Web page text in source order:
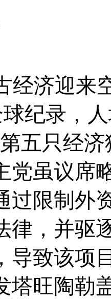
经济迎来
球纪录，
五只经
党虽议席
过限制外
律，并驱
导致该项
塔旺陶勒